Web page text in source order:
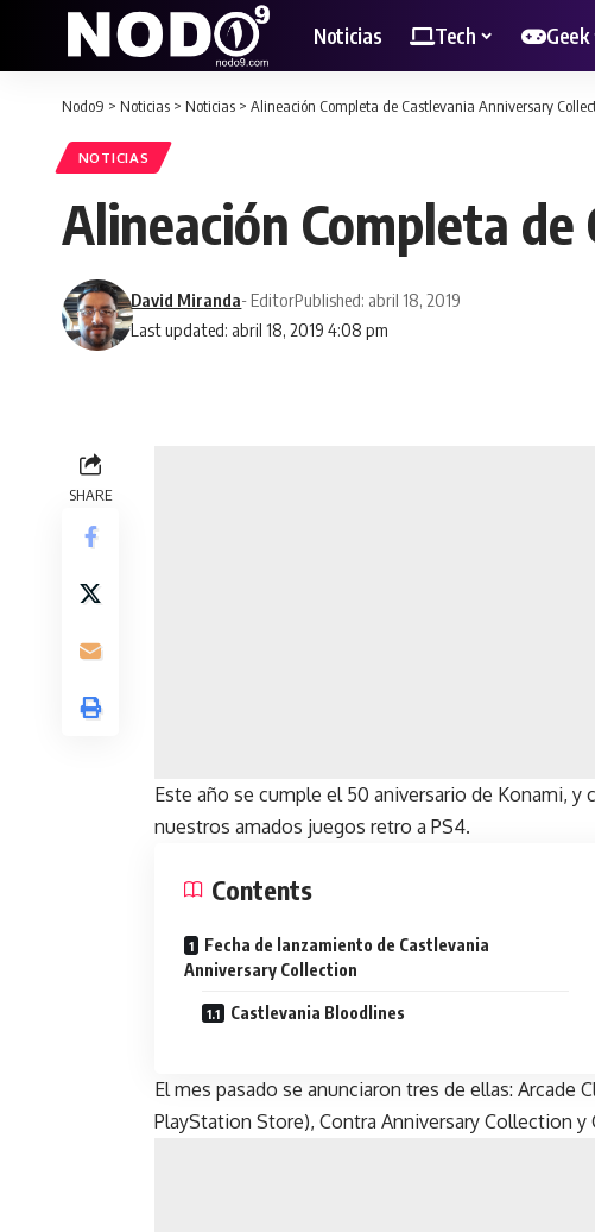
Noticias Tech Geek
Nodo9 > Noticias > Noticias > Alineación Completa de Castlevania Anniversary
NOTICIAS
Alineación Completa
Last updated: abril 18, 2019 4:08 pm
David Miranda- EditorPublished: abril 18, 2019
SHARE
Este año se cumple el 50 aniversario de Konami,
nuestros amados juegos retro a PS4.
Contents
Fecha de lanzamiento de Castlevania
Anniversary Collection
Castlevania Bloodlines
El mes pasado se anunciaron tres de ellas: Arcade
PlayStation Store), Contra Anniversary Collection